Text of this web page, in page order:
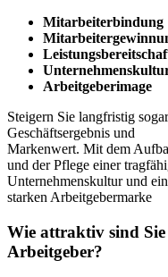
Mitarbeiterbindung
Arbeitgeberimage
Steigern Sie langfristig sogar
Geschäftsergebnis und
Markenwert. Mit dem
und der Pflege einer
Unternehmenskultur und
starken Arbeitgebermarke
Wie attraktiv sind Sie
Arbeitgeber?